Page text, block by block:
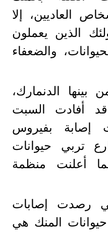
العاديين، إلا
الذين يعملون
والضعفاء
الدنمارك،
قد أفادت السبت
إصابة بفيروس
تربي حيوانات
أعلنت منظمة
رصدت إصابات
2 في حيوانات المنك هي